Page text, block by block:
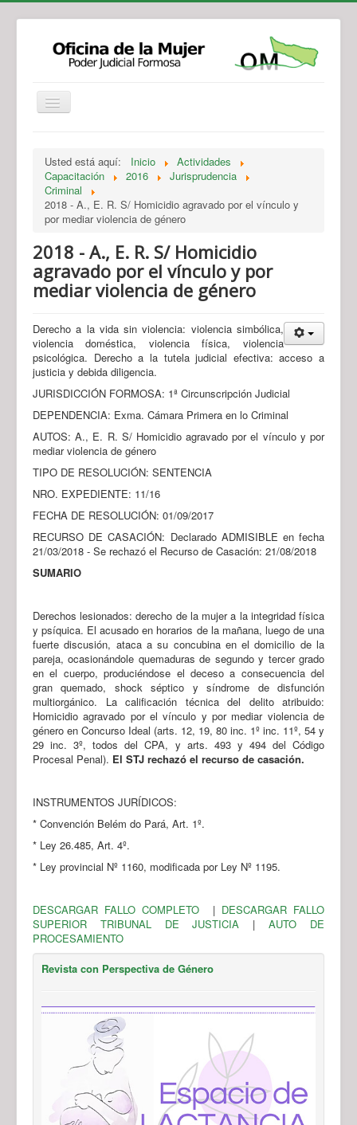
Legislación
Novedades
Recursos y Servicios de Atención
Usted está aquí: Inicio
Actividades
Capacitación
2016
Jurisprudencia
Criminal
2018 - A., E. R. S/ Homicidio agravado por el vínculo y
por mediar violencia de género
2018 - A., E. R. S/ Homicidio
agravado por el vínculo y por
mediar violencia de género
Derecho a la vida sin violencia: violencia simbólica,
violencia doméstica, violencia física, violencia
psicológica. Derecho a la tutela judicial efectiva: acceso a
justicia y debida diligencia.
JURISDICCIÓN FORMOSA: 1ª Circunscripción Judicial
DEPENDENCIA: Exma. Cámara Primera en lo Criminal
AUTOS: A., E. R. S/ Homicidio agravado por el vínculo y por
mediar violencia de género
TIPO DE RESOLUCIÓN: SENTENCIA
NRO. EXPEDIENTE: 11/16
FECHA DE RESOLUCIÓN: 01/09/2017
RECURSO DE CASACIÓN: Declarado ADMISIBLE en fecha
21/03/2018 - Se rechazó el Recurso de Casación: 21/08/2018
SUMARIO
Derechos lesionados: derecho de la mujer a la integridad física
y psíquica. El acusado en horarios de la mañana, luego de una
fuerte discusión, ataca a su concubina en el domicilio de la
pareja, ocasionándole quemaduras de segundo y tercer grado
en el cuerpo, produciéndose el deceso a consecuencia del
gran quemado, shock séptico y síndrome de disfunción
multiorgánico. La calificación técnica del delito atribuido:
Homicidio agravado por el vínculo y por mediar violencia de
género en Concurso Ideal (arts. 12, 19, 80 inc. 1º inc. 11º, 54 y
29 inc. 3º, todos del CPA, y arts. 493 y 494 del Código
Procesal Penal). El STJ rechazó el recurso de casación.
INSTRUMENTOS JURÍDICOS:
* Convención Belém do Pará, Art. 1º.
* Ley 26.485, Art. 4º.
* Ley provincial Nº 1160, modificada por Ley Nº 1195.
DESCARGAR FALLO COMPLETO | DESCARGAR FALLO
SUPERIOR TRIBUNAL DE JUSTICIA |AUTO DE
PROCESAMIENTO
Revista con Perspectiva de Género